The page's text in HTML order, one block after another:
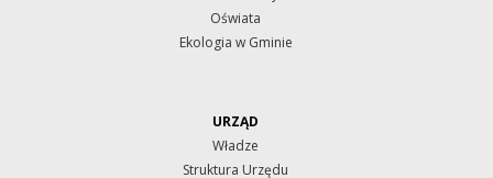
Oświata
Ekologia w Gminie
URZĄD
Władze
Struktura Urzędu